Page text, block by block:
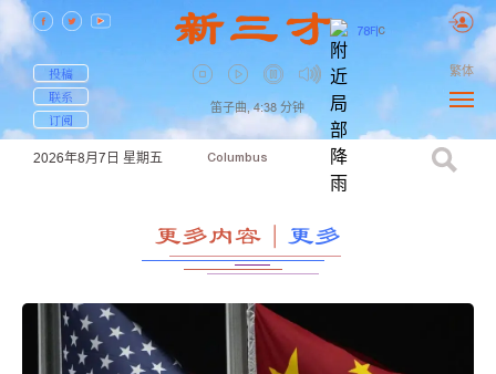
78F| C
投稿
联系
订阅
笛子曲, 4:38 分钟
繁体
2026年8月7日 星期五 Columbus
更多内容 ｜ 更多